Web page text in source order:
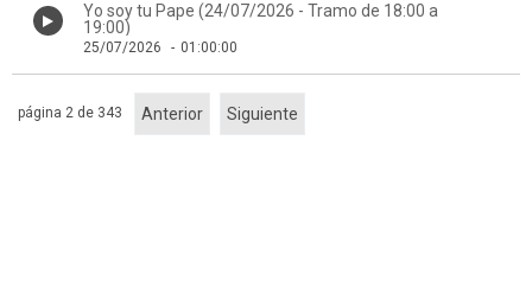
Yo soy tu Pape (24/07/2026 - Tramo de 18:00 a
19:00)
25/07/2026 - 01:00:00
Anterior Siguiente
página 2 de 343